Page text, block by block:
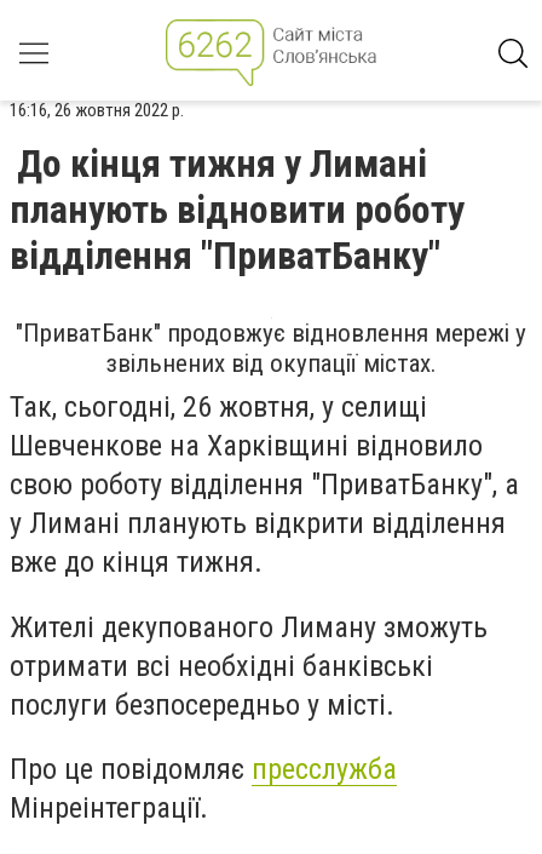
16:16, 26 жовтня 2022 р.
До кінця тижня у Лимані
планують відновити роботу
відділення "ПриватБанку"
"ПриватБанк" продовжує відновлення мережі у
звільнених від окупації містах.
Так, сьогодні, 26 жовтня, у селищі
Шевченкове на Харківщині відновило
свою роботу відділення "ПриватБанку", а
у Лимані планують відкрити відділення
вже до кінця тижня.
Жителі декупованого Лиману зможуть
отримати всі необхідні банківські
послуги безпосередньо у місті.
Про це повідомляє пресслужба
Мінреінтеграції.